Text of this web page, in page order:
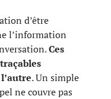
d’être
l’information
Ces
. Un simple
ne couvre pas